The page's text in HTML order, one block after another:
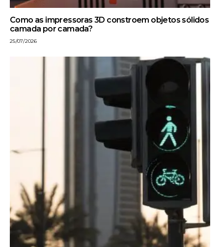
Como as impressoras 3D constroem objetos sólidos
camada por camada?
25/07/2026